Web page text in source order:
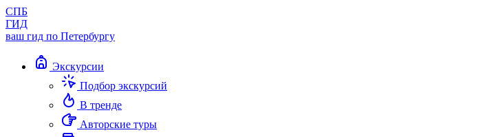
СПБ
ГИД
ваш гид по Петербургу
Экскурсии
Подбор экскурсий
В тренде
Авторские туры